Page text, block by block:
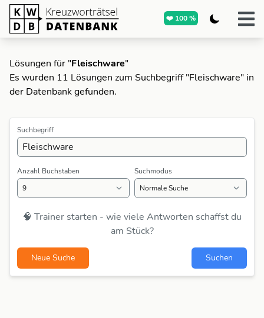
❤️ 100 %
Lösungen für "Fleischware"
Es wurden 11 Lösungen zum Suchbegriff "Fleischware" in
der Datenbank gefunden.
Suchbegriff
Anzahl Buchstaben Suchmodus
🧠 Trainer starten - wie viele Antworten schaffst du
am Stück?
Neue Suche Suchen